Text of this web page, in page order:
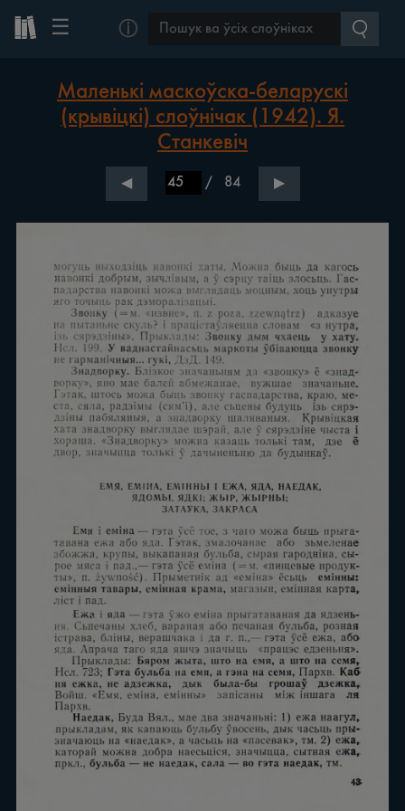
☰ ⓘ
Маленькі маскоўска-беларускі
(крывіцкі) слоўнічак (1942). Я.
Станкевіч
◀ / 84 ▶